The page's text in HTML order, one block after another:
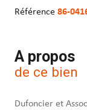
Référence 86-
A propos
de ce bien
Dufoncier et